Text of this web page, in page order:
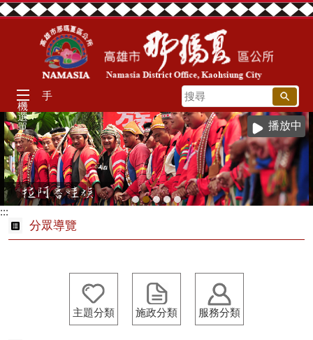
跳到主要內容區塊
搜
尋
手
機
選
單
播放中
:::
分眾導覽
主題分類 施政分類 服務分類